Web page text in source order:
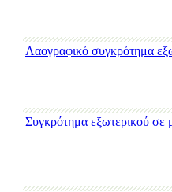
Λαογραφικό συγκρότημα
Συγκρότημα εξωτερικού σε